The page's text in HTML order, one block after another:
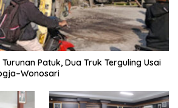
Patuk, Dua Truk Terguling Usai